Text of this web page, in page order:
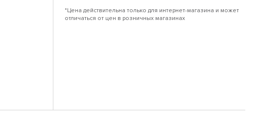
*Цена действительна только для интернет-магазина и может
отличаться от цен в розничных магазинах